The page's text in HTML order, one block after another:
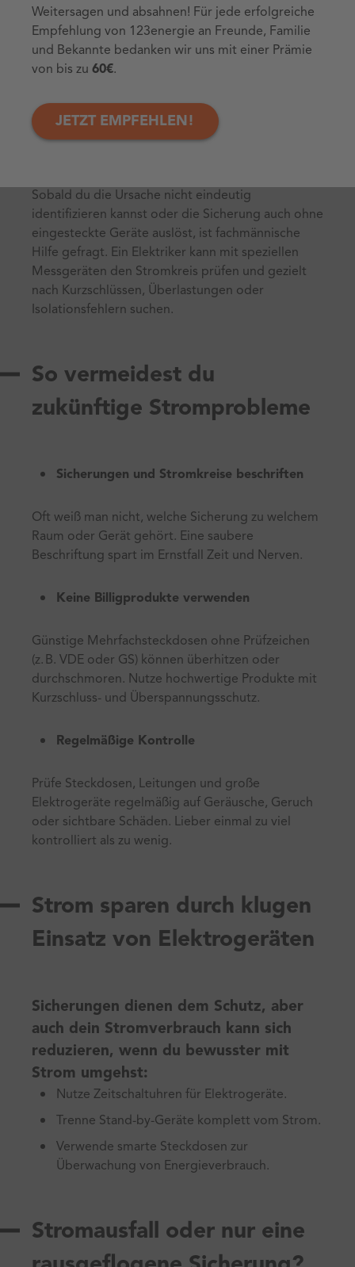
Keramiksicherungen, die bei Defekten den
Stromfluss unterbrechen.
rufen solltest
Sobald du die Ursache nicht eindeutig
identifizieren kannst oder die Sicherung auch ohne
eingesteckte Geräte auslöst, ist fachmännische
Hilfe gefragt. Ein Elektriker kann mit speziellen
Messgeräten den Stromkreis prüfen und gezielt
nach Kurzschlüssen, Überlastungen oder
Isolationsfehlern suchen.
So vermeidest du
zukünftige Stromprobleme
Sicherungen und Stromkreise beschriften
Oft weiß man nicht, welche Sicherung zu welchem
Raum oder Gerät gehört. Eine saubere
Beschriftung spart im Ernstfall Zeit und Nerven.
Keine Billigprodukte verwenden
Günstige Mehrfachsteckdosen ohne Prüfzeichen
(z. B. VDE oder GS) können überhitzen oder
durchschmoren. Nutze hochwertige Produkte mit
Kurzschluss- und Überspannungsschutz.
Regelmäßige Kontrolle
Prüfe Steckdosen, Leitungen und große
Elektrogeräte regelmäßig auf Geräusche, Geruch
oder sichtbare Schäden. Lieber einmal zu viel
kontrolliert als zu wenig.
Strom sparen durch klugen
Einsatz von Elektrogeräten
Sicherungen dienen dem Schutz, aber
auch dein Stromverbrauch kann sich
reduzieren, wenn du bewusster mit
Strom umgehst:
Nutze Zeitschaltuhren für Elektrogeräte.
Trenne Stand-by-Geräte komplett vom Strom.
Verwende smarte Steckdosen zur
Überwachung von Energieverbrauch.
Stromausfall oder nur eine
Weitersagen und absahnen! Für jede erfolgreiche
Empfehlung von 123energie an Freunde, Familie
und Bekannte bedanken wir uns mit einer Prämie
von bis zu 60€.
JETZT EMPFEHLEN!